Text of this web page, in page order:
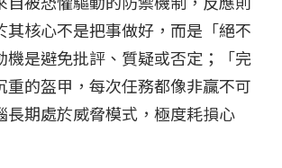
其核心不是把事做好，而是「絕不
機是避免批評、質疑或否定；「完
重的盔甲，每次任務都像非贏不可
長期處於威脅模式，極度耗損心